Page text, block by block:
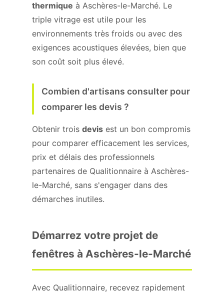
thermique à Aschères-le-Marché. Le
triple vitrage est utile pour les
environnements très froids ou avec des
exigences acoustiques élevées, bien que
son coût soit plus élevé.
Combien d'artisans consulter pour
comparer les devis ?
Obtenir trois devis est un bon compromis
pour comparer efficacement les services,
prix et délais des professionnels
partenaires de Qualitionnaire à Aschères-
le-Marché, sans s'engager dans des
démarches inutiles.
Démarrez votre projet de
fenêtres à Aschères-le-Marché
Avec Qualitionnaire, recevez rapidement